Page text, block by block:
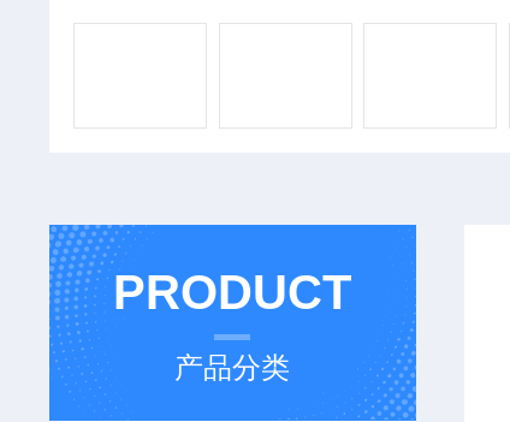
PRODUCT
产品分类